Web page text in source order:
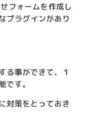
フォームを作成し
プラグインがあり
る事ができて、１
です。
対策をとっておき